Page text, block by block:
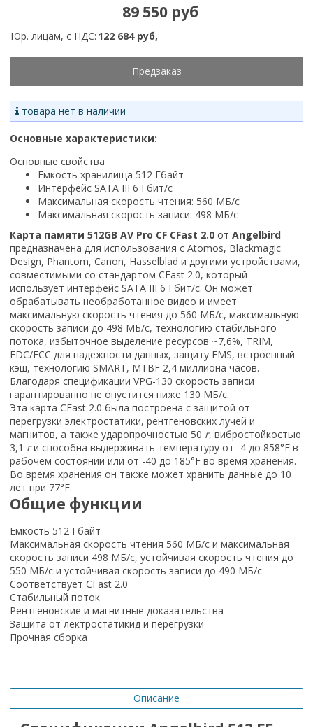
89 550 руб
Юр. лицам, с НДС: 122 684 руб,
Предзаказ
товара нет в наличии
Основные характеристики:
Основные свойства
Емкость хранилища 512 Гбайт
Интерфейс SATA III 6 Гбит/с
Максимальная скорость чтения: 560 МБ/с
Максимальная скорость записи: 498 МБ/с
Карта памяти 512GB AV Pro CF CFast 2.0 от Angelbird
предназначена для использования с Atomos, Blackmagic
Design, Phantom, Canon, Hasselblad и другими устройствами,
совместимыми со стандартом CFast 2.0, который
использует интерфейс SATA III 6 Гбит/с. Он может
обрабатывать необработанное видео и имеет
максимальную скорость чтения до 560 МБ/с, максимальную
скорость записи до 498 МБ/с, технологию стабильного
потока, избыточное выделение ресурсов ~7,6%, TRIM,
EDC/ECC для надежности данных, защиту EMS, встроенный
кэш, технологию SMART, MTBF 2,4 миллиона часов.
Благодаря спецификации VPG-130 скорость записи
гарантированно не опустится ниже 130 МБ/с.
Эта карта CFast 2.0 была построена с защитой от
перегрузки электростатики, рентгеновских лучей и
магнитов, а также ударопрочностью 50 г, вибростойкостью
3,1 ги способна выдерживать температуру от -4 до 858°F в
рабочем состоянии или от -40 до 185°F во время хранения.
Во время хранения он также может хранить данные до 10
лет при 77°F.
Общие функции
Емкость 512 Гбайт
Максимальная скорость чтения 560 МБ/с и максимальная
скорость записи 498 МБ/с, устойчивая скорость чтения до
550 МБ/с и устойчивая скорость записи до 490 МБ/с
Соответствует CFast 2.0
Стабильный поток
Рентгеновские и магнитные доказательства
Защита от лектростатикид и перегрузки
Прочная сборка
Описание